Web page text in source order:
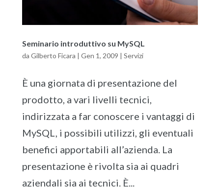
Seminario introduttivo su MySQL
da Gilberto Ficara | Gen 1, 2009 | Servizi
È una giornata di presentazione del
prodotto, a vari livelli tecnici,
indirizzata a far conoscere i vantaggi di
MySQL, i possibili utilizzi, gli eventuali
benefici apportabili all’azienda. La
presentazione è rivolta sia ai quadri
aziendali sia ai tecnici. È...